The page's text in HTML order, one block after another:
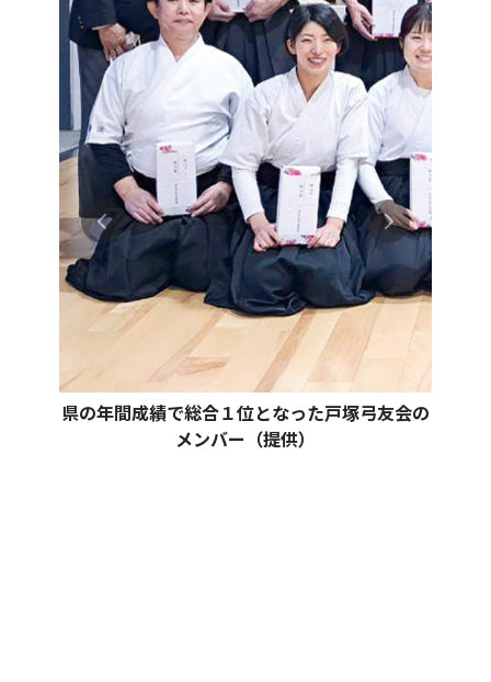
県の年間成績で総合１位となった戸塚弓友会の
メンバー（提供）